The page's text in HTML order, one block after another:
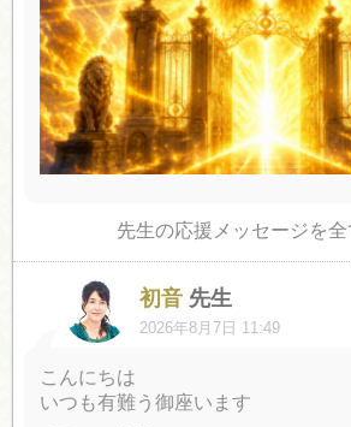
先生の応援メッセージを全
初音 先生
2026年8月7日 11:49
こんにちは
いつも有難う御座います